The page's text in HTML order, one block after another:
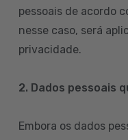
pessoais de acordo
nesse caso, será
privacidade.
2. Dados pessoais
Embora os dados